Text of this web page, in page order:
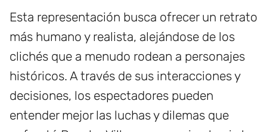
Esta representación busca ofrecer un retrato
más humano y realista, alejándose de los
clichés que a menudo rodean a personajes
históricos. A través de sus interacciones y
decisiones, los espectadores pueden
entender mejor las luchas y dilemas que